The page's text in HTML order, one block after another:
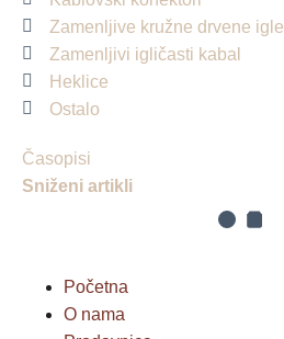
Zamenljive kružne drvene igle
Zamenljivi igličasti kabal
Heklice
Ostalo
Časopisi
Sniženi artikli
Početna
O nama